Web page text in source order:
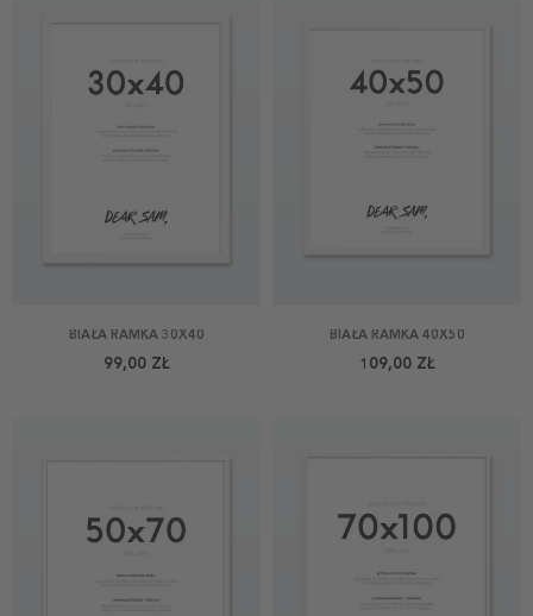
BIAŁA RAMKA 30X40
99,00 ZŁ
BIAŁA RAMKA 40X50
109,00 ZŁ